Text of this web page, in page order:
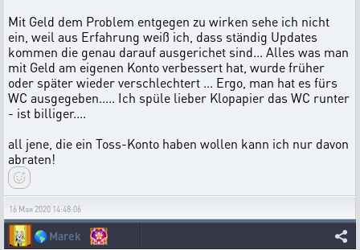
Mit Geld dem Problem entgegen zu wirken sehe ich nicht
ein, weil aus Erfahrung weiß ich, dass ständig Updates
kommen die genau darauf ausgerichet sind... Alles was man
mit Geld am eigenen Konto verbessert hat, wurde früher
oder später wieder verschlechtert ... Ergo, man hat es fürs
WC ausgegeben..... Ich spüle lieber Klopapier das WC runter
- ist billiger....
all jene, die ein Toss-Konto haben wollen kann ich nur davon
abraten!
16 Мая 2020 14:48:06
🌎Marek